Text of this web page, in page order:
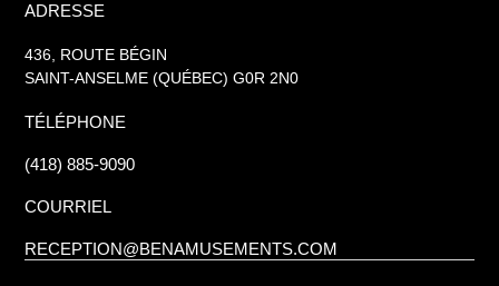
ADRESSE
436, ROUTE BÉGIN
SAINT-ANSELME (QUÉBEC) G0R 2N0
TÉLÉPHONE
(418) 885-9090
COURRIEL
RECEPTION@BENAMUSEMENTS.COM